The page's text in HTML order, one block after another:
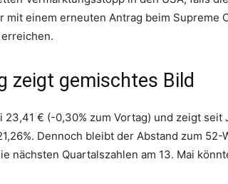
mit einem erneuten Antrag beim Supreme
zeigt gemischtes Bild
€ (-0,30% zum Vortag) und zeigt seit
Dennoch bleibt der Abstand zum
nächsten Quartalszahlen am 13. Mai